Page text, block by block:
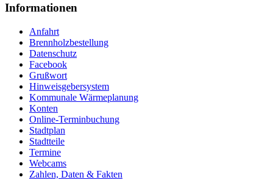
Informationen
Anfahrt
Brennholzbestellung
Datenschutz
Facebook
Grußwort
Hinweisgebersystem
Kommunale Wärmeplanung
Konten
Online-Terminbuchung
Stadtplan
Stadtteile
Termine
Webcams
Zahlen, Daten & Fakten